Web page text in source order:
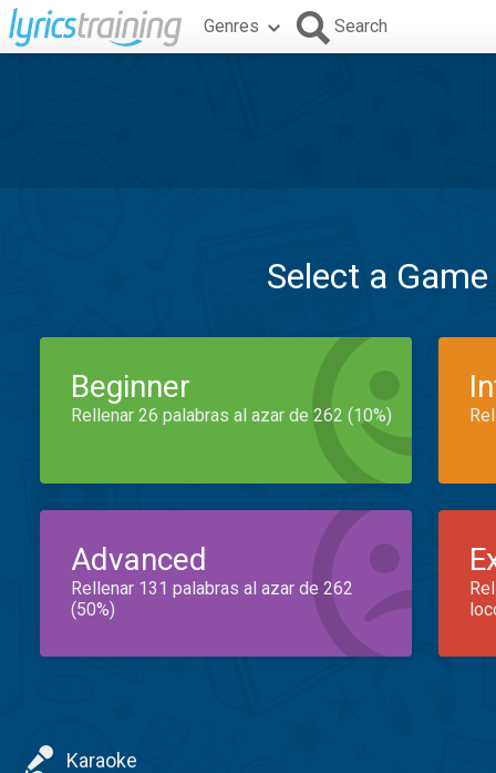
Genres Search
Select a
Beginner
Rellenar 26 palabras al azar de 262 (10%)
Advanced
Rellenar 131 palabras al azar de 262
(50%)
Karaoke